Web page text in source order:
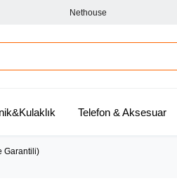
Nethouse
Telefon & Aksesuar
Garantili)